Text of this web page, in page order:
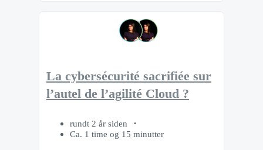
La cybersécurité sacrifiée sur
l’autel de l’agilité Cloud ?
rundt 2 år siden
Ca. 1 time og 15 minutter